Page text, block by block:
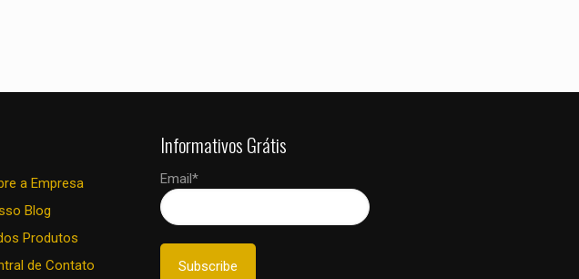
a Empresa
Blog
Produtos
de Contato
Informativos Grátis
Email*